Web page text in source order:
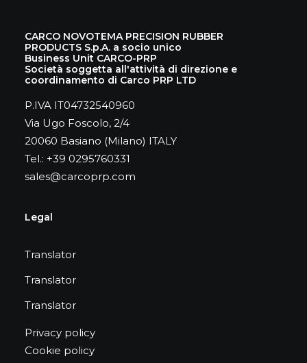
CARCO NOVOTEMA PRECISION RUBBER
PRODUCTS S.p.A. a socio unico
Business Unit CARCO-PRP
Società soggetta all'attività di direzione e
coordinamento di Carco PRP LTD
P.IVA IT04732540960
Via Ugo Foscolo, 2/4
20060 Basiano (Milano) ITALY
Tel.: +39 0295760331
sales@carcoprp.com
Legal
Translator
Translator
Translator
Privacy policy
Cookie policy